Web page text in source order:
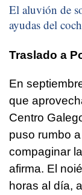
El aluvión de
ayudas del
Traslado a
En
que
Centro
puso rumbo
compaginar
afirma. El
horas al día,